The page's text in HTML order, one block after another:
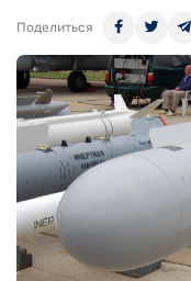
Поделиться